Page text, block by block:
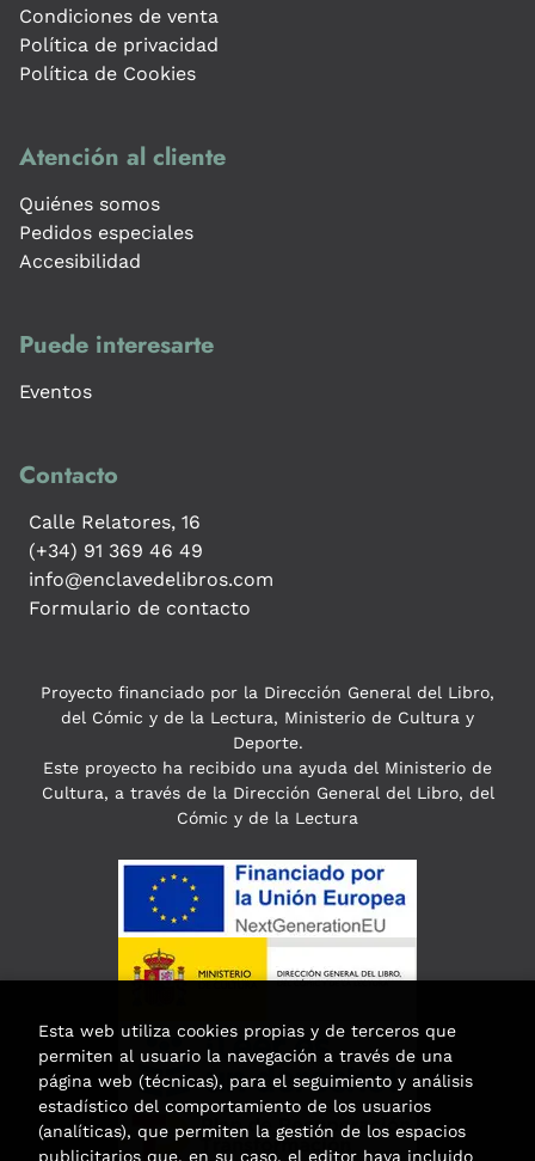
Condiciones de venta
Política de privacidad
Política de Cookies
Atención al cliente
Quiénes somos
Pedidos especiales
Accesibilidad
Puede interesarte
Eventos
Contacto
Calle Relatores, 16
(+34) 91 369 46 49
info@enclavedelibros.com
Formulario de contacto
Proyecto financiado por la Dirección General del Libro,
del Cómic y de la Lectura, Ministerio de Cultura y
Deporte.
Este proyecto ha recibido una ayuda del Ministerio de
Cultura, a través de la Dirección General del Libro, del
Cómic y de la Lectura
Esta web utiliza cookies propias y de terceros que
permiten al usuario la navegación a través de una
página web (técnicas), para el seguimiento y análisis
estadístico del comportamiento de los usuarios
(analíticas), que permiten la gestión de los espacios
publicitarios que, en su caso, el editor haya incluido